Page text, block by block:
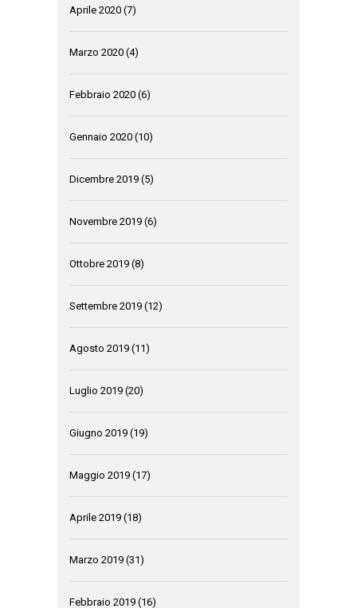
Aprile 2020 (7)
Marzo 2020 (4)
Febbraio 2020 (6)
Gennaio 2020 (10)
Dicembre 2019 (5)
Novembre 2019 (6)
Ottobre 2019 (8)
Settembre 2019 (12)
Agosto 2019 (11)
Luglio 2019 (20)
Giugno 2019 (19)
Maggio 2019 (17)
Aprile 2019 (18)
Marzo 2019 (31)
Febbraio 2019 (16)